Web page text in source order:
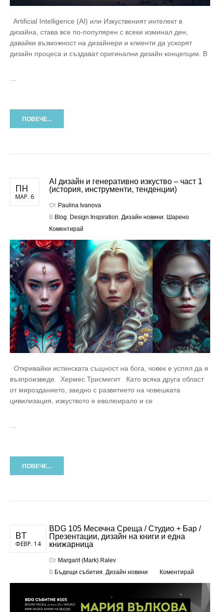
Artificial Intelligence (AI) или Изкуственият интелект в
дизайна, става все по-популярен с всеки изминал ден,
давайки възможност на дизайнери и клиенти да ускорят
дизайн процеса и създават оригинални дизайн концепции. В
…
ПОВЕЧЕ...
ПН
МАР. 6
AI дизайн и генеративно изкуство – част 1
(история, инструменти, тенденции)
От Paulina Ivanova
В Blog, Design Inspiration, Дизайн новини, Шарено
Коментирай
Откривайки истинската същност на бога, човек е успял да я
възпроизведе. Хермес Трисмегит Като всяка друга област
от мирозданието, заедно с развитието на човешката
цивилизация, изкуството е еволюирало и се
ПОВЕЧЕ...
ВТ
ФЕВР. 14
BDG 105 Месечна Среща / Студио + Бар /
Презентации, дизайн на книги и една
книжарница
От Margarit (Mark) Ralev
В Бъдещи събития, Дизайн новини Коментирай